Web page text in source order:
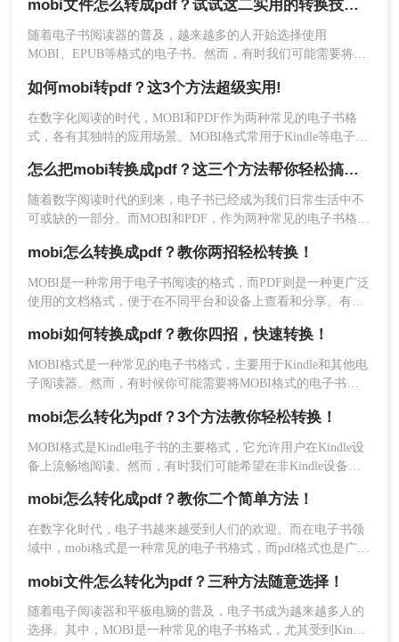
操作如下：
1、下载并安装电子书管理软件，如Calibre。
2、打开软件，点击“添加书籍”按钮，将要转换的
MOBI文件添加到软件中。
3、选择转换格式为PDF，点击“转换书籍”按钮。
4、等待转换完成，并将转换后的PDF文件保存到指
定位置。
三、注意事项和技巧
在进行MOBI转PDF过程中，为了得到更好的转换效
果，我们需要注意一些事项和技巧：
1、选择合适的转换工具：不同的转换工具可能会有
不同的转换质量和功能，可以通过比较不同工具的
特点和用户评价来选择适合自己的工具。
2、检查转换后的PDF文件：在转换完成后，建议打
求，如布局是否保持一致、图片是否清晰等。
3、针对特殊格式的电子书：对于一些特殊格式的电
子书，如含有大量图片或复杂排版的电子书，转换
况进行调整和优化。
四、摘要和总结
通过本文的介绍，相信大家对于MOBI转PDF怎么转
有了一定的了解和掌握。选择将MOBI转换为PDF，
不仅可以提升阅读体验，还能更好地管理和编辑电
常阅读中为大家带来便利和舒适，愿每一位读者都
前使用较为广泛的两种电子书格式。那么MOBI转PDF怎么转
呢？本文将介绍一种快速、简便的方法来将MOBI格式的电子
书转换为PDF格式，让我们能够更自由地、更舒适地享受阅
mobi文件怎么转成pdf？试试这二实用的转换技巧！
随着电子书阅读器的普及，越来越多的人开始选择使用
MOBI、EPUB等格式的电子书。然而，有时我们可能需要将这
那么mobi文件怎么转成pdf呢？本文将分享几种将MOBI文件转
换成PDF的方法，以下是具体的操作方法。
如何mobi转pdf？这3个方法超级实用!
在数字化阅读的时代，MOBI和PDF作为两种常见的电子书格
式，各有其独特的应用场景。MOBI格式常用于Kindle等电子阅
当需要将MOBI电子书转换为PDF格式时，有多种方法可供选
择。那么如何MOBI转PDF呢？本文将为您介绍三种实用的
MOBI转PDF转换方法。
怎么把mobi转换成pdf？这三个方法帮你轻松搞定！
随着数字阅读时代的到来，电子书已经成为我们日常生活中不
可或缺的一部分。而MOBI和PDF，作为两种常见的电子书格
连，而PDF则以其跨平台兼容性广受欢迎。然而，有时我们可
能需要将MOBI格式的电子书转换为PDF格式，以满足不同的阅
读需求。那么怎么把mobi转换成pdf呢？本文将为您提供几个简
易的指南，帮助您顺利完成MOBI到PDF的转换。
mobi怎么转换成pdf？教你两招轻松转换！
MOBI是一种常用于电子书阅读的格式，而PDF则是一种更广泛
使用的文档格式，便于在不同平台和设备上查看和分享。有
足特定的阅读或分享需求。那么mobi怎么转换成pdf呢？下面将
介绍两种将MOBI转换成PDF的方法，帮助您轻松实现格式转
换。
mobi如何转换成pdf？教你四招，快速转换！
MOBI格式是一种常见的电子书格式，主要用于Kindle和其他电
子阅读器。然而，有时候你可能需要将MOBI格式的电子书转
那么mobi如何转换成pdf呢？本文将介绍几种实用的方法，帮助
你轻松地将MOBI格式转换为PDF格式。
mobi怎么转化为pdf？3个方法教你轻松转换！
MOBI格式是Kindle电子书的主要格式，它允许用户在Kindle设
备上流畅地阅读。然而，有时我们可能希望在非Kindle设备上
那么mobi怎么转化为pdf呢？下面将介绍四种将MOBI文件转化
为PDF的方法。
mobi怎么转化成pdf？教你二个简单方法！
在数字化时代，电子书越来越受到人们的欢迎。而在电子书领
域中，mobi格式是一种常见的电子书格式，而pdf格式也是广泛
的需求，那么mobi怎么转化成pdf呢？本文将向大家详细介绍转
换方法。
mobi文件怎么转化为pdf？三种方法随意选择！
随着电子阅读器和平板电脑的普及，电子书成为越来越多人的
选择。其中，MOBI是一种常见的电子书格式，尤其受到Kindle